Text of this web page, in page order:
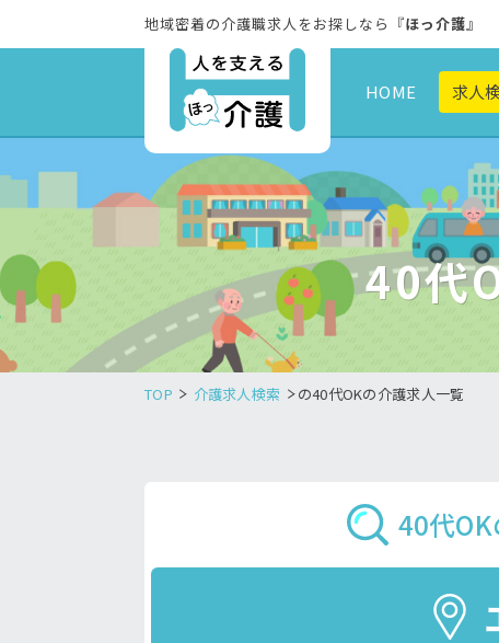
地域密着の介護職求人をお探しなら『ほっ介護』
HOME 求人
40代
TOP 介護求人検索 の40代OKの介護求人一覧
40代